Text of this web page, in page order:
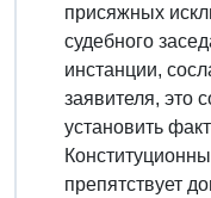
присяжных
судебного
инстанции,
заявителя, это
установить
препятствует